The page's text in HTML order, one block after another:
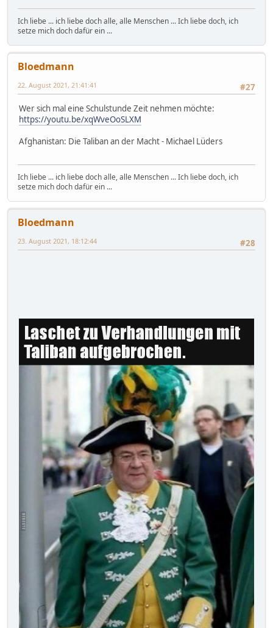
Ich liebe ... ich liebe doch alle, alle Menschen ... Ich liebe doch, ich
setze mich doch dafür ein ...
Bloedmann
#27
22. August 2021, 21:41:41
Wer sich mal eine Schulstunde Zeit nehmen möchte:
https://youtu.be/xqWveOoSLXM
Afghanistan: Die Taliban an der Macht - Michael Lüders
Ich liebe ... ich liebe doch alle, alle Menschen ... Ich liebe doch, ich
setze mich doch dafür ein ...
Bloedmann
#28
23. August 2021, 18:12:44